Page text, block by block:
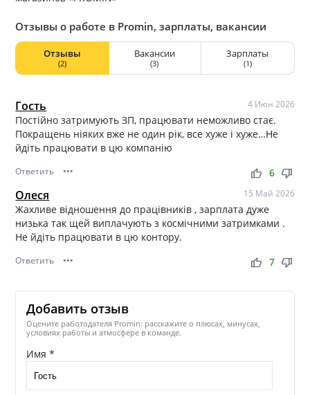
Отзывы о работе в Promin, зарплаты, вакансии
Отзывы
(2)
Вакансии
(3)
Зарплаты
(1)
Гость 4 Июн 2026
Постійно затримують ЗП, працювати неможливо стає.
Покращень ніяких вже не один рік, все хуже і хуже…Не
йдіть працювати в цю компанію
Ответить ••• thumb_up thumb_down
6
Олеся 15 Май 2026
Жахливе відношення до працівників , зарплата дуже
низька так щей виплачують з космічними затримками .
Не йдіть працювати в цю контору.
Ответить ••• thumb_up thumb_down
7
Добавить отзыв
Оцените работодателя Promin: расскажите о плюсах, минусах,
условиях работы и атмосфере в команде.
Имя *